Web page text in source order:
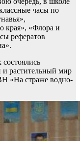
часы по
края», «Флора и
рефератов
растительный мир
«На страже водно-